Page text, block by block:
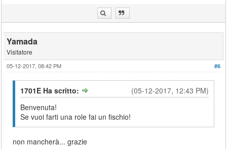
Yamada
Visitatore
#6
05-12-2017, 08:42 PM
(05-12-2017, 12:43 PM)
1701E Ha scritto:
Benvenuta!
Se vuoi farti una role fai un fischio!
non mancherà... grazie